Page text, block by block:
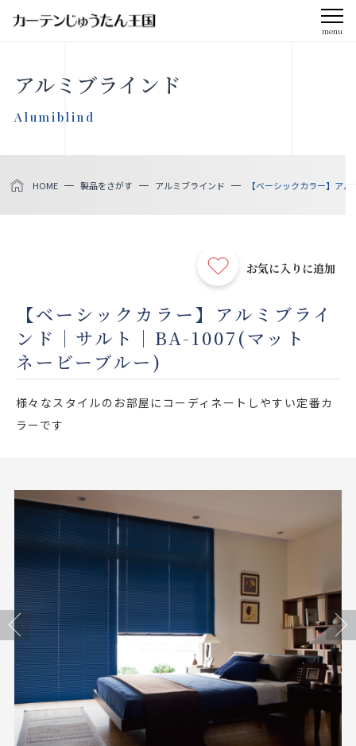
menu
会社案内
お知らせ
製品をさがす
店舗をさがす
私たちのこだわり
お役立ち情報
お問い合わせ
お気に入りリスト
お見積り来店予約はこちら
アルミブラインド
Alumiblind
HOME 製品をさがす アルミブラインド 【ベーシックカラー】ア
お気に入りに追加
【ベーシックカラー】アルミブライ
ンド｜サルト｜BA-1007(マット
ネービーブルー)
様々なスタイルのお部屋にコーディネートしやすい定番カ
ラーです
Previous Next